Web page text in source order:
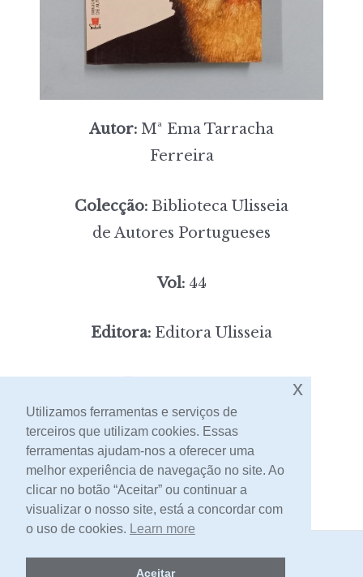
Autor: Mª Ema Tarracha
Ferreira
Colecção: Biblioteca Ulisseia
de Autores Portugueses
Vol:44
Editora: Editora Ulisseia
[portes incluídos]
Contacto
2026 -Livraria Egrégora
Utilizamos ferramentas e serviços de
terceiros que utilizam cookies. Essas
ferramentas ajudam-nos a oferecer uma
melhor experiência de navegação no site. Ao
clicar no botão “Aceitar” ou continuar a
visualizar o nosso site, está a concordar com
o uso de cookies. Learn more
Aceitar
x